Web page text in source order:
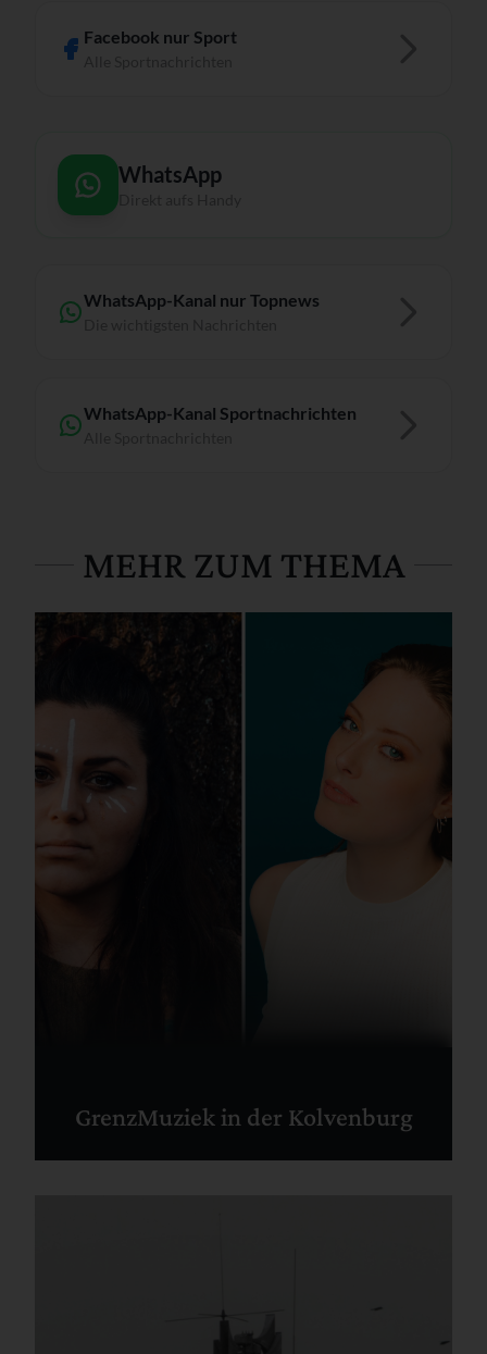
Facebook nur Sport
WhatsApp
WhatsApp-Kanal nur Topnews
WhatsApp-Kanal Sportnachrichten
MEHR ZUM THEMA
GrenzMuziek in der Kolvenburg